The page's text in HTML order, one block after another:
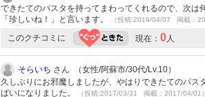
できたてのパスタを持ってまわってくれるので、次
「珍しいね！」と言います。
（投稿:2019/04/07 掲載：
このクチコミに 現在： 0人
そらいち さん （女性/阿蘇市/30代/Lv.10）
久しぶりにお邪魔しましたが、やはりできたてのパ
ぱいになりました。
（投稿:2017/03/31 掲載：2017/04/01）